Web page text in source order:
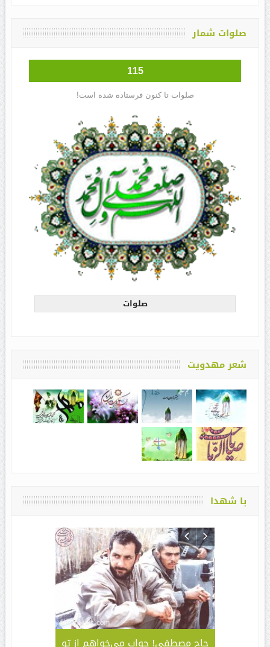
صلوات شمار
115
صلوات تا کنون فرستاده شده است!
صلوات
شعر مهدویت
با شهدا